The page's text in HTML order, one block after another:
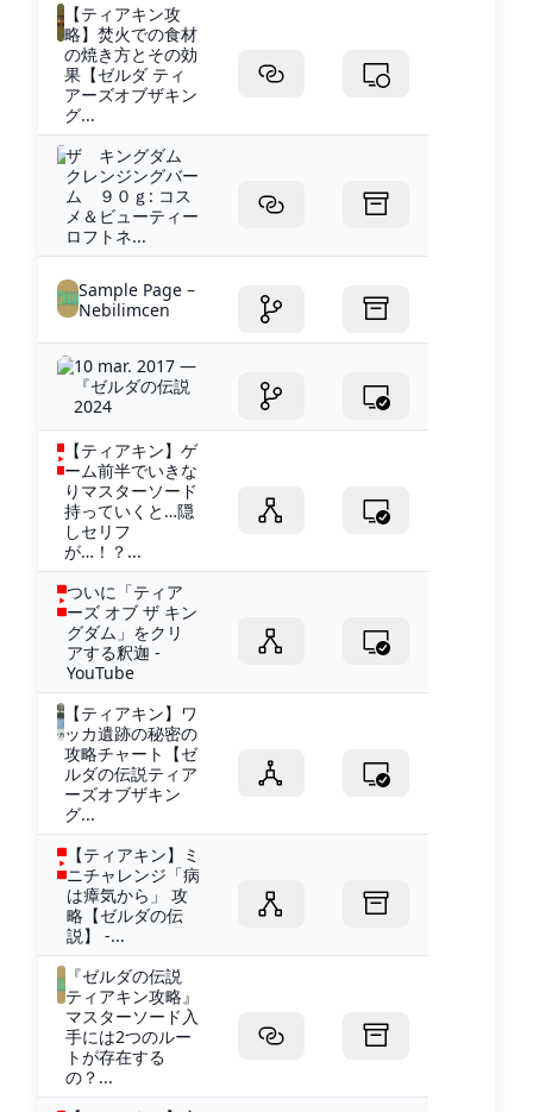
【ティアキン攻
略】焚火での食材
の焼き方とその効
果【ゼルダ ティ
アーズオブザキン
グ...
ザ キングダム
クレンジングバー
ム ９０ｇ: コス
メ＆ビューティー
ロフトネ...
Sample Page –
Nebilimcen
10 mar. 2017 —
『ゼルダの伝説
2024
【ティアキン】ゲ
ーム前半でいきな
りマスターソード
持っていくと…隠
しセリフ
が…！？...
ついに「ティア
ーズ オブ ザ キン
グダム」をクリ
アする釈迦 -
YouTube
【ティアキン】ワ
ッカ遺跡の秘密の
攻略チャート【ゼ
ルダの伝説ティア
ーズオブザキン
グ...
【ティアキン】ミ
ニチャレンジ「病
は瘴気から」 攻
略【ゼルダの伝
説】 -...
『ゼルダの伝説
ティアキン攻略』
マスターソード入
手には2つのルー
トが存在する
の？...